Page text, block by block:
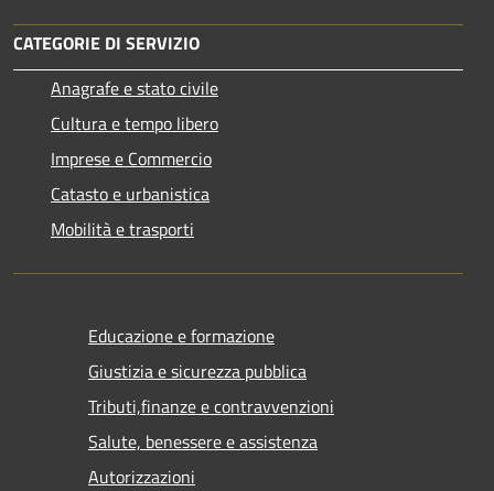
CATEGORIE DI SERVIZIO
Anagrafe e stato civile
Cultura e tempo libero
Imprese e Commercio
Catasto e urbanistica
Mobilità e trasporti
Educazione e formazione
Giustizia e sicurezza pubblica
Tributi,finanze e contravvenzioni
Salute, benessere e assistenza
Autorizzazioni